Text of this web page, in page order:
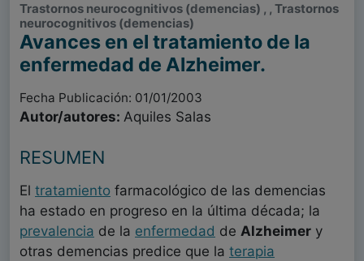
Trastornos neurocognitivos (demencias) , , Trastornos
neurocognitivos (demencias)
Avances en el tratamiento de la
enfermedad de Alzheimer.
Fecha Publicación: 01/01/2003
Autor/autores: Aquiles Salas
RESUMEN
El tratamiento farmacológico de las demencias
ha estado en progreso en la última década; la
prevalencia de la enfermedad de Alzheimer y
otras demencias predice que la terapia